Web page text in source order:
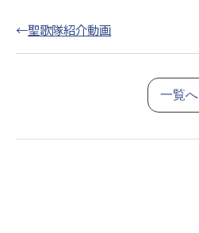
←聖歌隊紹介動画
一覧へ